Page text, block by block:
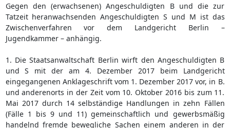
Gegen den (erwachsenen) Angeschuldigten B und die zur
Tatzeit heranwachsenden Angeschuldigten S und M ist das
Zwischenverfahren vor dem Landgericht Berlin –
Jugendkammer – anhängig.
1. Die Staatsanwaltschaft Berlin wirft den Angeschuldigten B
und S mit der am 4. Dezember 2017 beim Landgericht
eingegangenen Anklageschrift vom 1. Dezember 2017 vor, in B.
und anderenorts in der Zeit vom 10. Oktober 2016 bis zum 11.
Mai 2017 durch 14 selbständige Handlungen in zehn Fällen
(Fälle 1 bis 9 und 11) gemeinschaftlich und gewerbsmäßig
handelnd fremde bewegliche Sachen einem anderen in der